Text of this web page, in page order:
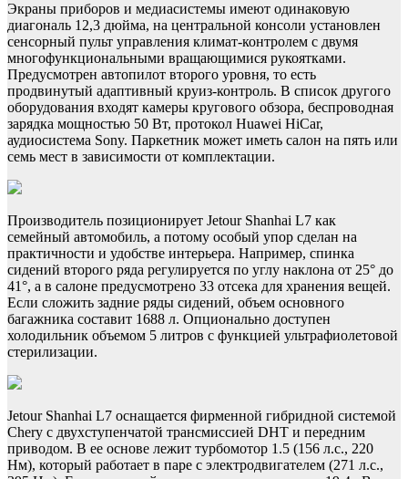
Экраны приборов и медиасистемы имеют одинаковую
диагональ 12,3 дюйма, на центральной консоли установлен
сенсорный пульт управления климат-контролем с двумя
многофункциональными вращающимися рукоятками.
Предусмотрен автопилот второго уровня, то есть
продвинутый адаптивный круиз-контроль. В список другого
оборудования входят камеры кругового обзора, беспроводная
зарядка мощностью 50 Вт, протокол Huawei HiCar,
аудиосистема Sony. Паркетник может иметь салон на пять или
семь мест в зависимости от комплектации.
Производитель позиционирует Jetour Shanhai L7 как
семейный автомобиль, а потому особый упор сделан на
практичности и удобстве интерьера. Например, спинка
сидений второго ряда регулируется по углу наклона от 25° до
41°, а в салоне предусмотрено 33 отсека для хранения вещей.
Если сложить задние ряды сидений, объем основного
багажника составит 1688 л. Опционально доступен
холодильник объемом 5 литров с функцией ультрафиолетовой
стерилизации.
Jetour Shanhai L7 оснащается фирменной гибридной системой
Chery с двухступенчатой трансмиссией DHT и передним
приводом. В ее основе лежит турбомотор 1.5 (156 л.с., 220
Нм), который работает в паре с электродвигателем (271 л.с.,